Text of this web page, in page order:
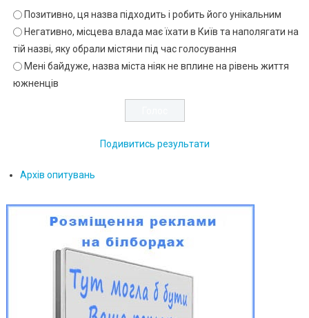
Позитивно, ця назва підходить і робить його унікальним
Негативно, місцева влада має їхати в Київ та наполягати на
тій назві, яку обрали містяни під час голосування
Мені байдуже, назва міста ніяк не вплине на рівень життя
южненців
Подивитись результати
Архів опитувань